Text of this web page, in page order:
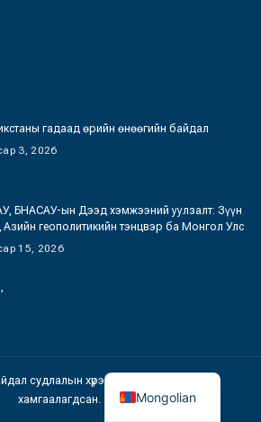
гадаад өрийн өнөөгийн байдал
3, 2026
БНАСАУ-ын Дээд хэмжээний уулзалт: Зүүн
Азийн геополитикийн тэнцвэр ба Монгол Улс
15, 2026
судлалын хүрээлэн. Бүх эрх хуулиар
хамгаалагдсан.
Mongolian